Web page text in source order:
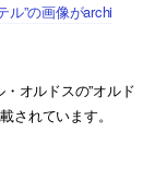
ル”の画像がarchi
オルドスの”オルド
されています。